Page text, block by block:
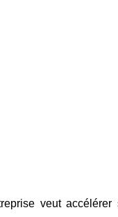
veut accélérer